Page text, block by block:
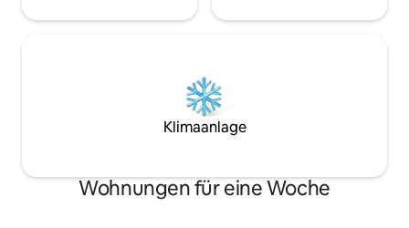
Klimaanlage
Wohnungen für eine Woche